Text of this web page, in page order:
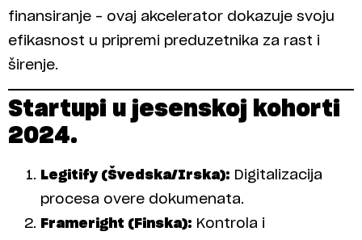
finansiranje – ovaj akcelerator dokazuje svoju
efikasnost u pripremi preduzetnika za rast i
širenje.
Startupi u jesenskoj kohorti
2024.
Legitify (Švedska/Irska): Digitalizacija
procesa overe dokumenata.
Frameright (Finska): Kontrola i